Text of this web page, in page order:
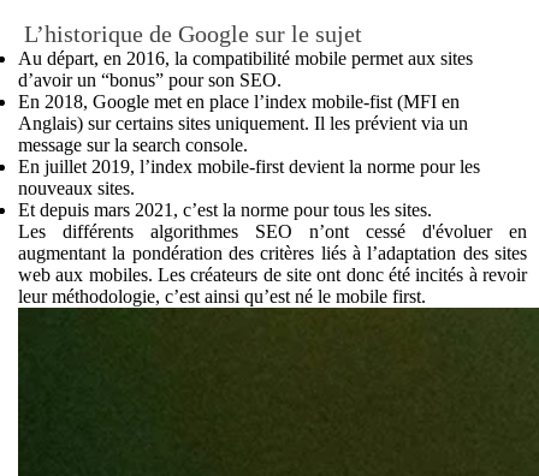
L’historique de Google sur le sujet
Au départ, en 2016, la compatibilité mobile permet aux sites
d’avoir un “bonus” pour son SEO.
En 2018, Google met en place l’index mobile-fist (MFI en
Anglais) sur certains sites uniquement. Il les prévient via un
message sur la search console.
En juillet 2019, l’index mobile-first devient la norme pour les
nouveaux sites.
Et depuis mars 2021, c’est la norme pour tous les sites.
Les différents algorithmes SEO n’ont cessé d'évoluer en
augmentant la pondération des critères liés à l’adaptation des sites
web aux mobiles. Les créateurs de site ont donc été incités à revoir
leur méthodologie, c’est ainsi qu’est né le mobile first.